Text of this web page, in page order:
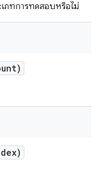
ภทการทดสอบหรือไม่